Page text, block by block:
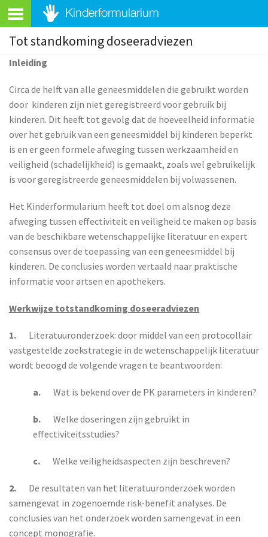
Tot standkoming doseeradviezen
Inleiding
Circa de helft van alle geneesmiddelen die gebruikt worden
door kinderen zijn niet geregistreerd voor gebruik bij
kinderen. Dit heeft tot gevolg dat de hoeveelheid informatie
over het gebruik van een geneesmiddel bij kinderen beperkt
is en er geen formele afweging tussen werkzaamheid en
veiligheid (schadelijkheid) is gemaakt, zoals wel gebruikelijk
is voor geregistreerde geneesmiddelen bij volwassenen.
Het Kinderformularium heeft tot doel om alsnog deze
afweging tussen effectiviteit en veiligheid te maken op basis
van de beschikbare wetenschappelijke literatuur en expert
consensus over de toepassing van een geneesmiddel bij
kinderen. De conclusies worden vertaald naar praktische
informatie voor artsen en apothekers.
Werkwijze totstandkoming doseeradviezen
1.
Literatuuronderzoek: door middel van een protocollair
vastgestelde zoekstrategie in de wetenschappelijk literatuur
wordt beoogd de volgende vragen te beantwoorden:
a. Wat is bekend over de PK parameters in kinderen?
b.
Welke doseringen zijn gebruikt in
effectiviteitsstudies?
c. Welke veiligheidsaspecten zijn beschreven?
2.
De resultaten van het literatuuronderzoek worden
samengevat in zogenoemde risk-benefit analyses. De
conclusies van het onderzoek worden samengevat in een
concept monografie.